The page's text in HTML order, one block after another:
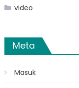
video
Meta
Masuk